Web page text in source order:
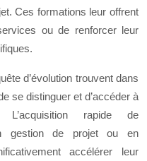
Ces formations leur offrent
ou de renforcer leur
d’évolution trouvent dans
se distinguer et d’accéder à
L’acquisition rapide de
gestion de projet ou en
accélérer leur